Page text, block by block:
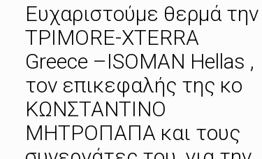
Ευχαριστούμε θερμά την
ΤΡΙΜΟRΕ-ΧΤΕRRA
Greece –ISOMAN Hellas ,
τον επικεφαλής της κο
KΩΝΣΤΑΝΤΙΝΟ
ΜΗΤΡΟΠΑΠΑ και τους